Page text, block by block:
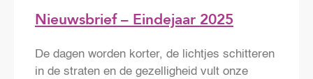
Nieuwsbrief – Eindejaar 2025
De dagen worden korter, de lichtjes schitteren
in de straten en de gezelligheid vult onze